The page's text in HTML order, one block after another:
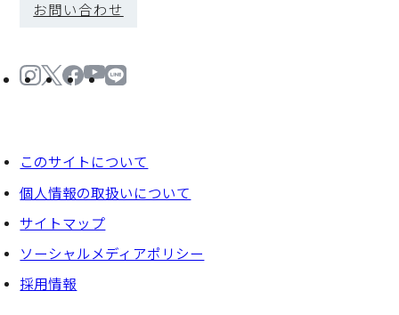
お問い合わせ
このサイトについて
個⼈情報の取扱いについて
サイトマップ
ソーシャルメディアポリシー
採⽤情報